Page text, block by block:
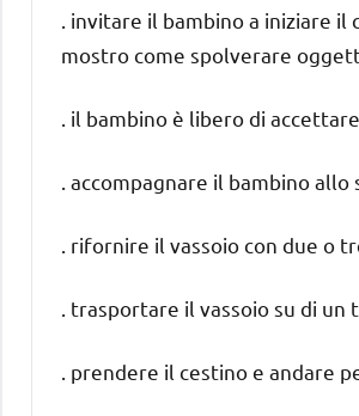
. invitare il bambino a iniziare
mostro come spolverare
. il bambino è libero di
. accompagnare il bambino
. rifornire il vassoio con due o
. trasportare il vassoio su di un
. prendere il cestino e andare